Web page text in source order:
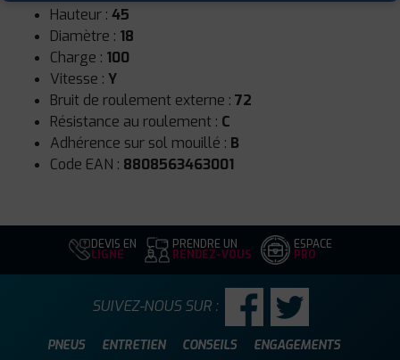
Hauteur : 45
Diamètre : 18
Charge : 100
Vitesse : Y
Bruit de roulement externe : 72
Résistance au roulement : C
Adhérence sur sol mouillé : B
Code EAN : 8808563463001
DEVIS EN
LIGNE
PRENDRE UN
RENDEZ-VOUS
ESPACE
PRO
PNEUS ENTRETIEN CONSEILS ENGAGEMENTS
SUIVEZ-NOUS SUR :